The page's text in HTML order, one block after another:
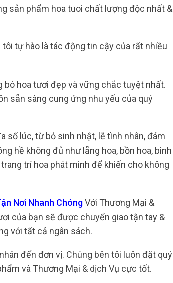
sản phẩm hoa tuoi chất lượng độc nhất &
tự hào là tác động tin cậy của rất nhiều
hoa tươi đẹp và vững chắc tuyệt nhất.
sẵn sàng cung ứng nhu yếu của quý
số lúc, từ bỏ sinh nhật, lễ tình nhân, đám
hề không đủ như lẵng hoa, bồn hoa, bình
trí hoa phát minh để khiến cho không
Nơi Nhanh ChóngVới Thương Mại &
của bạn sẽ được chuyển giao tận tay &
với tất cả ngân sách.
đến đơn vị. Chúng bên tôi luôn đặt quý
và Thương Mại & dịch Vụ cực tốt.